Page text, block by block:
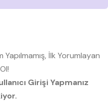
İlk Yorumlayan
Girişi Yapmanız